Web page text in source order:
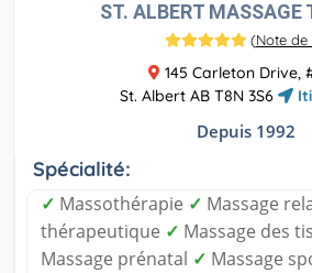
ST. ALBERT MASSAGE
(Note de
145 Carleton Drive,
St. Albert AB T8N 3S6
Depuis 1992
Spécialité:
✓ Massothérapie ✓ Massage
thérapeutique ✓ Massage des
Massage prénatal ✓ Massage